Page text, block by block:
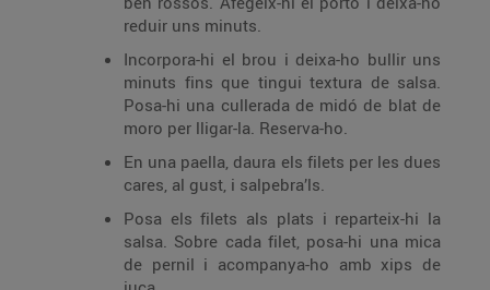
reduir uns minuts.
Incorpora-hi el brou i deixa-ho bullir uns
minuts fins que tingui textura de salsa.
Posa-hi una cullerada de midó de blat de
moro per lligar-la. Reserva-ho.
En una paella, daura els filets per les dues
cares, al gust, i salpebra’ls.
Posa els filets als plats i reparteix-hi la
salsa. Sobre cada filet, posa-hi una mica
de pernil i acompanya-ho amb xips de